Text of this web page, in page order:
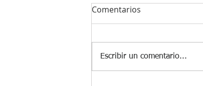
Comentarios
Escribir un comentario...